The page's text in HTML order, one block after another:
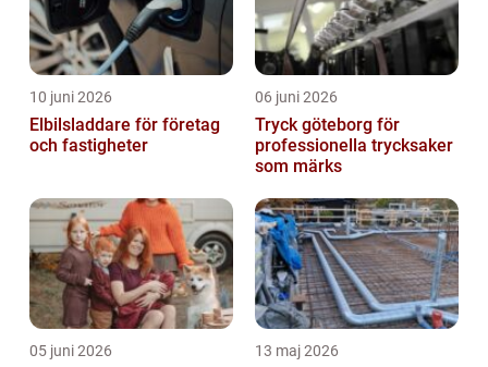
10 juni 2026
Elbilsladdare för företag
och fastigheter
06 juni 2026
Tryck göteborg för
professionella trycksaker
som märks
05 juni 2026 13 maj 2026